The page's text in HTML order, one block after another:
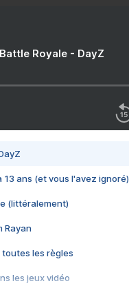
Royale - DayZ
13 ans (et vous l'avez ignoré)
(littéralement)
Rayan
toutes les règles
les jeux vidéo